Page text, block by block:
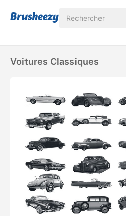
Voitures Classiques